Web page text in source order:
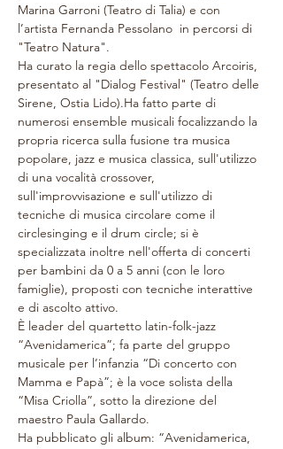
Marina Garroni (Teatro di Talia) e con
l’artista Fernanda Pessolano  in percorsi di
"Teatro Natura".
Ha curato la regia dello spettacolo Arcoiris,
presentato al "Dialog Festival" (Teatro delle
Sirene, Ostia Lido).Ha fatto parte di
numerosi ensemble musicali focalizzando la
propria ricerca sulla fusione tra musica
popolare, jazz e musica classica, sull'utilizzo
di una vocalità crossover,
sull'improvvisazione e sull'utilizzo di
tecniche di musica circolare come il
circlesinging e il drum circle; si è
specializzata inoltre nell'offerta di concerti
per bambini da 0 a 5 anni (con le loro
famiglie), proposti con tecniche interattive
e di ascolto attivo.
È leader del quartetto latin-folk-jazz
“Avenidamerica”; fa parte del gruppo
musicale per l’infanzia “Di concerto con
Mamma e Papà”; è la voce solista della
“Misa Criolla”, sotto la direzione del
maestro Paula Gallardo.
Ha pubblicato gli album: “Avenidamerica,